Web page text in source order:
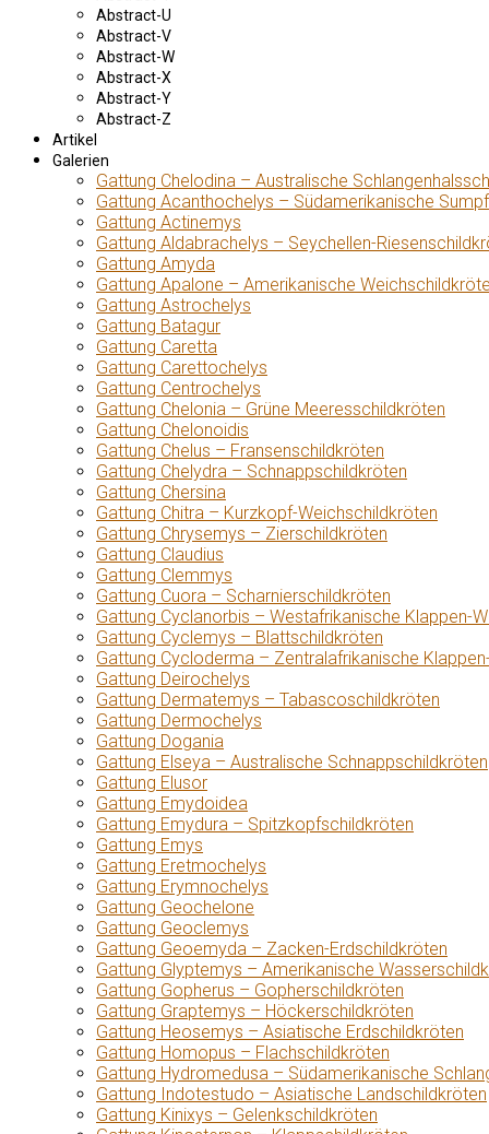
Abstract-U
Abstract-V
Abstract-W
Abstract-X
Abstract-Y
Abstract-Z
Artikel
Galerien
Gattung Chelodina – Australische
Gattung Acanthochelys – Südamerikanische
Gattung Actinemys
Gattung Aldabrachelys – Seychellen-
Gattung Amyda
Gattung Apalone – Amerikanische
Gattung Astrochelys
Gattung Batagur
Gattung Caretta
Gattung Carettochelys
Gattung Centrochelys
Gattung Chelonia – Grüne Meeresschildkröten
Gattung Chelonoidis
Gattung Chelus – Fransenschildkröten
Gattung Chelydra – Schnappschildkröten
Gattung Chersina
Gattung Chitra – Kurzkopf-Weichschildkröten
Gattung Chrysemys – Zierschildkröten
Gattung Claudius
Gattung Clemmys
Gattung Cuora – Scharnierschildkröten
Gattung Cyclanorbis – Westafrikanische Klappen-
Gattung Cyclemys – Blattschildkröten
Gattung Cycloderma – Zentralafrikanische
Gattung Deirochelys
Gattung Dermatemys – Tabascoschildkröten
Gattung Dermochelys
Gattung Dogania
Gattung Elseya – Australische Schnappschildkröten
Gattung Elusor
Gattung Emydoidea
Gattung Emydura – Spitzkopfschildkröten
Gattung Emys
Gattung Eretmochelys
Gattung Erymnochelys
Gattung Geochelone
Gattung Geoclemys
Gattung Geoemyda – Zacken-Erdschildkröten
Gattung Glyptemys – Amerikanische
Gattung Gopherus – Gopherschildkröten
Gattung Graptemys – Höckerschildkröten
Gattung Heosemys – Asiatische Erdschildkröten
Gattung Homopus – Flachschildkröten
Gattung Hydromedusa – Südamerikanische
Gattung Indotestudo – Asiatische Landschildkröten
Gattung Kinixys – Gelenkschildkröten